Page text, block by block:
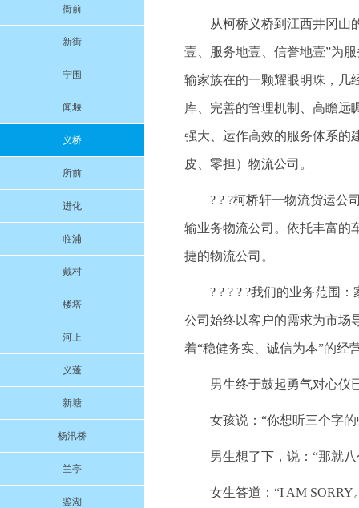
衙前
新街
宁围
闻堰
义桥
所前
进化
临浦
戴村
楼塔
河上
义蓬
新塘
杨汛桥
兰亭
鉴湖
从柯桥义桥到江西井冈山
壹、服务地壹、信誉地壹”为
输家族在的一颗耀眼明珠，几
库、完善的管理机制、高瞻远
强大、运作高效的服务体系的
皮、零担）物流公司。
? ? ?柯桥轩一物流货运公
输业务物流公司。依托丰富的
捷的物流公司。
? ? ? ? ?我们的业务范围
公司始终以客户的需求为市场
着“稳健务实、诚信为本”的经
男生终于鼓起勇气对心仪
女孩说：“你想听三个字
男生想了下，说：“那就
女生答道：“I AM SORRY